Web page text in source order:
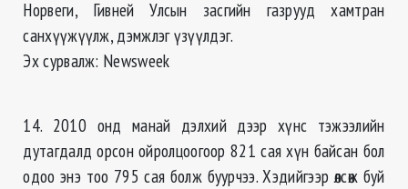
Норвеги, Гивней Улсын засгийн газрууд хамтран
санхүүжүүлж, дэмжлэг үзүүлдэг.
Эх сурвалж: Newsweek
14. 2010 онд манай дэлхий дээр хүнс тэжээлийн
дутагдалд орсон ойролцоогоор 821 сая хүн байсан бол
одоо энэ тоо 795 сая болж буурчээ. Хэдийгээр өлсөж буй